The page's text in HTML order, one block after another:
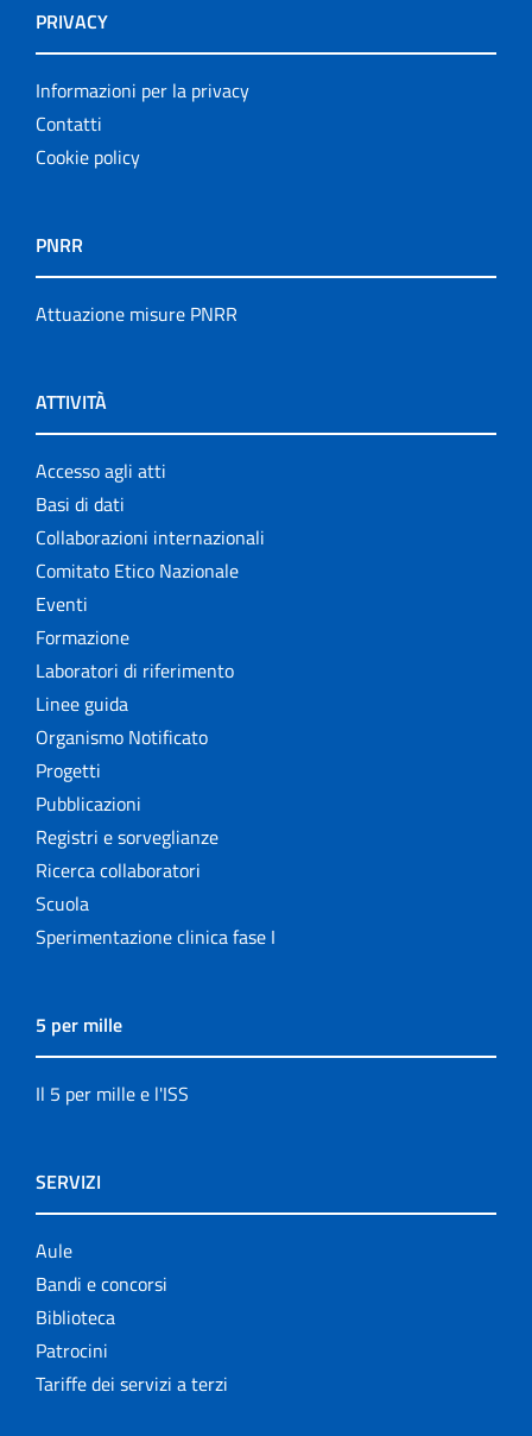
PRIVACY
Informazioni per la privacy
Contatti
Cookie policy
PNRR
Attuazione misure PNRR
ATTIVITÀ
Accesso agli atti
Basi di dati
Collaborazioni internazionali
Comitato Etico Nazionale
Eventi
Formazione
Laboratori di riferimento
Linee guida
Organismo Notificato
Progetti
Pubblicazioni
Registri e sorveglianze
Ricerca collaboratori
Scuola
Sperimentazione clinica fase I
5 per mille
Il 5 per mille e l'ISS
SERVIZI
Aule
Bandi e concorsi
Biblioteca
Patrocini
Tariffe dei servizi a terzi